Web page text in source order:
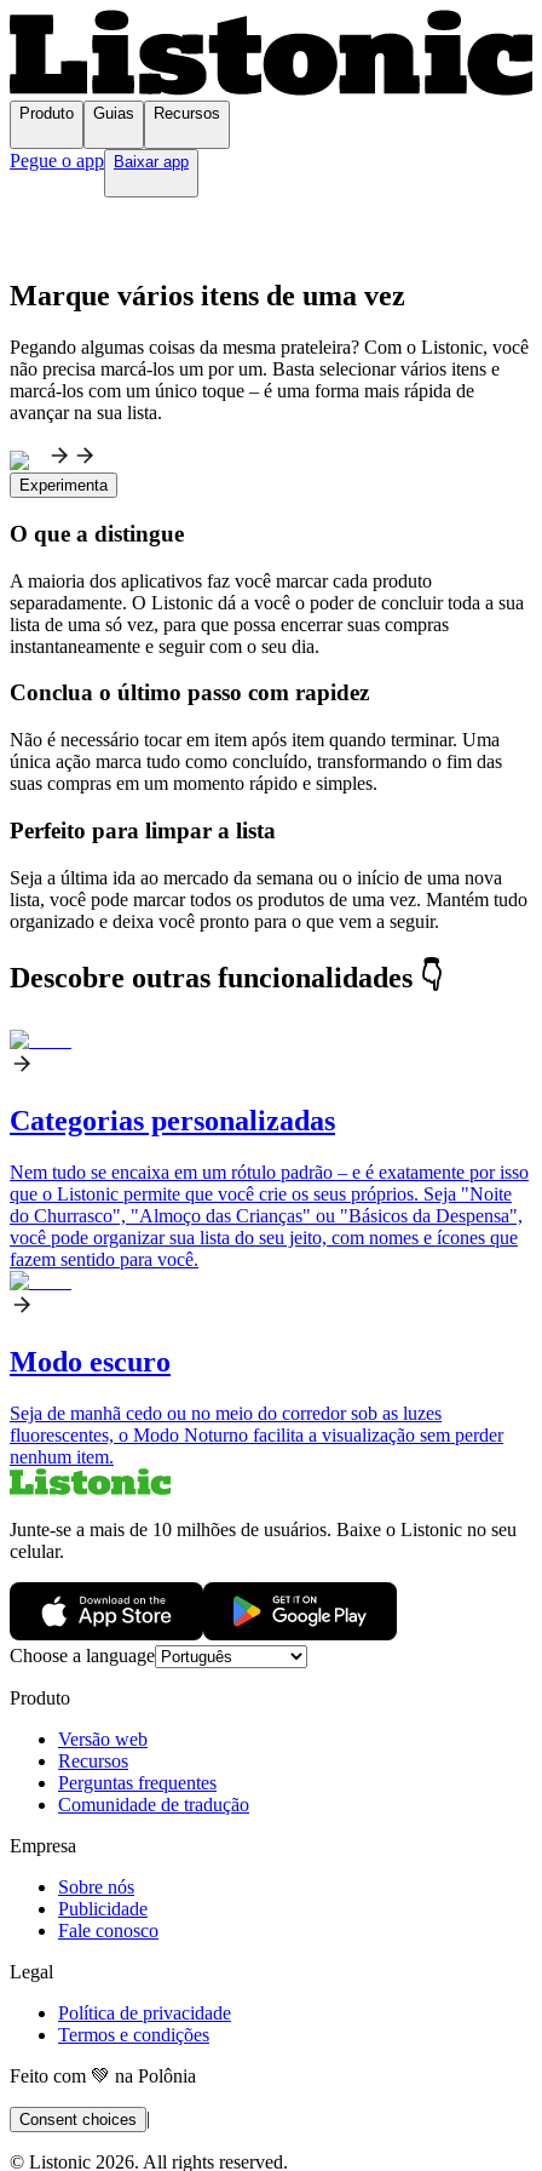
Produto Guias Recursos
Pegue o app Baixar app
Marque vários itens de uma vez
Pegando algumas coisas da mesma prateleira? Com o Listonic, você
não precisa marcá-los um por um. Basta selecionar vários itens e
marcá-los com um único toque – é uma forma mais rápida de
avançar na sua lista.
Experimenta
O que a distingue
A maioria dos aplicativos faz você marcar cada produto
separadamente. O Listonic dá a você o poder de concluir toda a sua
lista de uma só vez, para que possa encerrar suas compras
instantaneamente e seguir com o seu dia.
Conclua o último passo com rapidez
Não é necessário tocar em item após item quando terminar. Uma
única ação marca tudo como concluído, transformando o fim das
suas compras em um momento rápido e simples.
Perfeito para limpar a lista
Seja a última ida ao mercado da semana ou o início de uma nova
lista, você pode marcar todos os produtos de uma vez. Mantém tudo
organizado e deixa você pronto para o que vem a seguir.
Descobre outras funcionalidades 👇
Categorias personalizadas
Nem tudo se encaixa em um rótulo padrão – e é exatamente por isso
que o Listonic permite que você crie os seus próprios. Seja "Noite
do Churrasco", "Almoço das Crianças" ou "Básicos da Despensa",
você pode organizar sua lista do seu jeito, com nomes e ícones que
fazem sentido para você.
Modo escuro
Seja de manhã cedo ou no meio do corredor sob as luzes
fluorescentes, o Modo Noturno facilita a visualização sem perder
nenhum item.
Junte-se a mais de 10 milhões de usuários. Baixe o Listonic no seu
celular.
Choose a language
Produto
Versão web
Recursos
Perguntas frequentes
Comunidade de tradução
Empresa
Sobre nós
Publicidade
Fale conosco
Legal
Política de privacidade
Termos e condições
Feito com 💚 na Polônia
Consent choices |
© Listonic 2026. All rights reserved.